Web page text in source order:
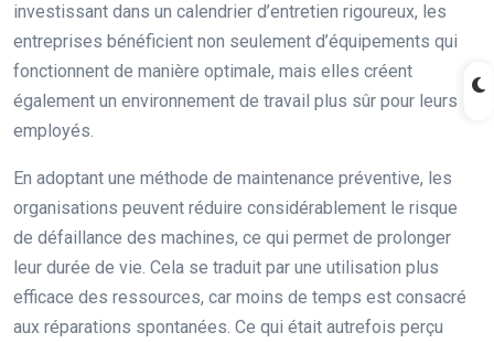
investissant dans un calendrier d’entretien rigoureux, les
entreprises bénéficient non seulement d’équipements qui
fonctionnent de manière optimale, mais elles créent
également un environnement de travail plus sûr pour leurs
employés.
En adoptant une méthode de maintenance préventive, les
organisations peuvent réduire considérablement le risque
de défaillance des machines, ce qui permet de prolonger
leur durée de vie. Cela se traduit par une utilisation plus
efficace des ressources, car moins de temps est consacré
aux réparations spontanées. Ce qui était autrefois perçu